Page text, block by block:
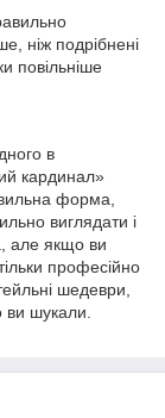
ніж подрібнені
повільніше
в
кардинал»
форма,
виглядати і
але якщо ви
професійно
шедеври,
шукали.